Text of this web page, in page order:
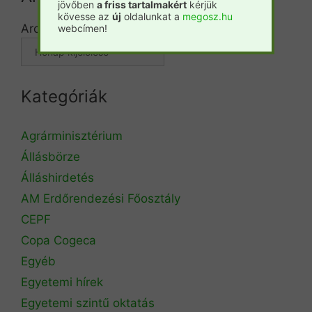
Archívum
Kategóriák
Agrárminisztérium
Állásbörze
Álláshirdetés
AM Erdőrendezési Főosztály
CEPF
Copa Cogeca
Egyéb
Egyetemi hírek
Egyetemi szintű oktatás
jövőben a friss tartalmakért kérjük
kövesse az új oldalunkat a megosz.hu
webcímen!